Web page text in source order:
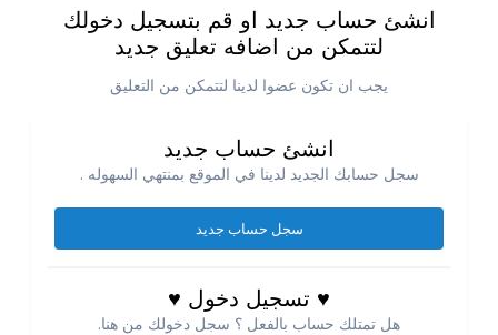
انشئ حساب جديد او قم بتسجيل دخولك
لتتمكن من اضافه تعليق جديد
يجب ان تكون عضوا لدينا لتتمكن من التعليق
انشئ حساب جديد
سجل حسابك الجديد لدينا في الموقع بمنتهي السهوله .
سجل حساب جديد
♥ تسجيل دخول ♥
هل تمتلك حساب بالفعل ؟ سجل دخولك من هنا.